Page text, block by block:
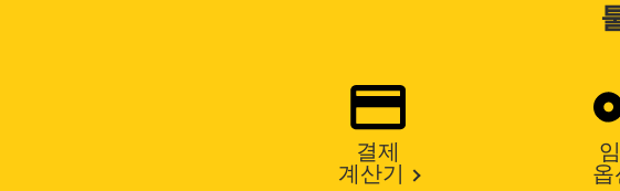
결제
계산기
옵